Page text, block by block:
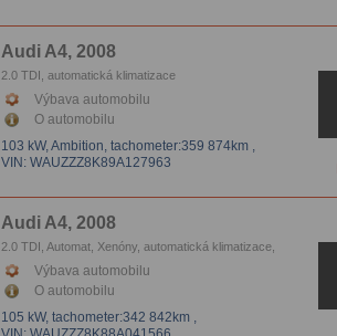
Audi A4, 2008
2.0 TDI, automatická klimatizace
Výbava automobilu
O automobilu
103 kW, Ambition, tachometer:359 874km ,
VIN: WAUZZZ8K89A127963
Audi A4, 2008
2.0 TDI, Automat, Xenóny, automatická klimatizace,
Tempomat, Vyhrievanie sedačiek, Parkovacie senzory
Výbava automobilu
O automobilu
105 kW, tachometer:342 842km ,